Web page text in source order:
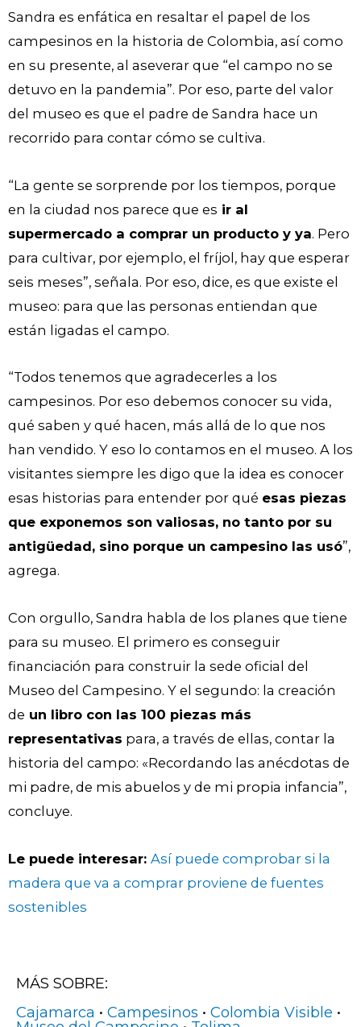
Sandra es enfática en resaltar el papel de los
campesinos en la historia de Colombia, así como
en su presente, al aseverar que “el campo no se
detuvo en la pandemia”. Por eso, parte del valor
del museo es que el padre de Sandra hace un
recorrido para contar cómo se cultiva.
“La gente se sorprende por los tiempos, porque
en la ciudad nos parece que es ir al
supermercado a comprar un producto y ya. Pero
para cultivar, por ejemplo, el fríjol, hay que esperar
seis meses”, señala. Por eso, dice, es que existe el
museo: para que las personas entiendan que
están ligadas el campo.
“Todos tenemos que agradecerles a los
campesinos. Por eso debemos conocer su vida,
qué saben y qué hacen, más allá de lo que nos
han vendido. Y eso lo contamos en el museo. A los
visitantes siempre les digo que la idea es conocer
esas historias para entender por qué esas piezas
que exponemos son valiosas, no tanto por su
antigüedad, sino porque un campesino las usó”,
agrega.
Con orgullo, Sandra habla de los planes que tiene
para su museo. El primero es conseguir
financiación para construir la sede oficial del
Museo del Campesino. Y el segundo: la creación
de un libro con las 100 piezas más
representativas para, a través de ellas, contar la
historia del campo: «Recordando las anécdotas de
mi padre, de mis abuelos y de mi propia infancia”,
concluye.
Le puede interesar: Así puede comprobar si la
madera que va a comprar proviene de fuentes
sostenibles
MÁS SOBRE:
Cajamarca • Campesinos • Colombia Visible •